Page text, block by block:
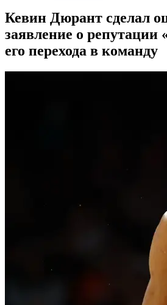
Кевин Дюрант сделал
заявление о репутации
его перехода в команду